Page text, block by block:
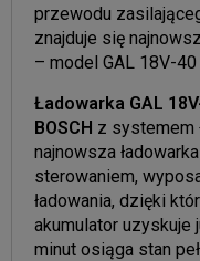
przewodu
znajduje się
– model GAL 18V-40
Ładowarka GAL
BOSCH z systemem
najnowsza
sterowaniem,
ładowania, dzięki
akumulator uzyskuje
minut osiąga stan